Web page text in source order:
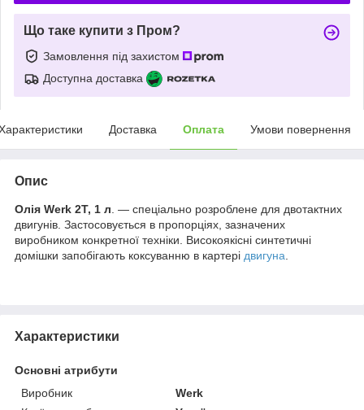
Що таке купити з Пром?
Замовлення під захистом
Доступна доставка
Доставка Оплата Умови повернення
Опис
Олія Werk 2Т, 1 л . ― спеціально розроблене для двотактних
двигунів. Застосовується в пропорціях, зазначених
виробником конкретної техніки. Високоякісні синтетичні
домішки запобігають коксуванню в картері двигуна
Характеристики
Основні атрибути
Виробник
Werk